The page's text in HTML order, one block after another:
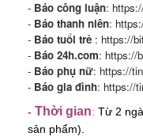
- Báo công luận:
- Báo thanh niên:
- Báo tuổi trẻ : https://
- Báo 24h.com: https://
- Báo phụ nữ: https://
- Báo gia đình: https://
- Thời gian: Từ 2
sản phẩm).